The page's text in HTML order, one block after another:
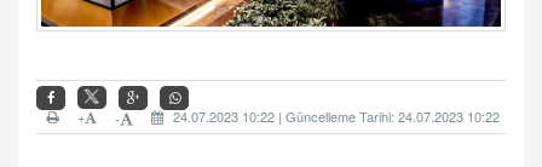
24.07.2023 10:22 | Güncelleme Tarihi: 24.07.2023 10:22
-
+